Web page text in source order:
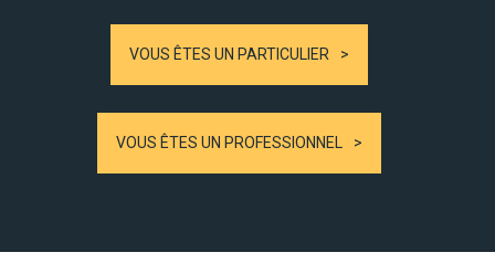
VOUS ÊTES UN PARTICULIER
VOUS ÊTES UN PROFESSIONNEL